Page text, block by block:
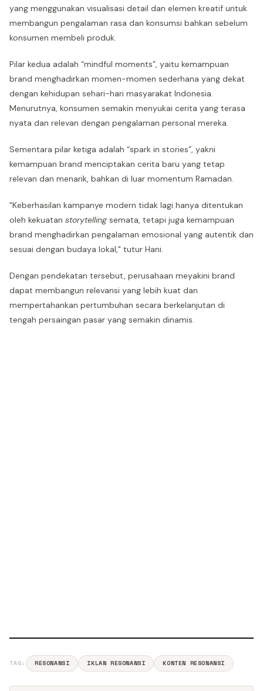
yang menggunakan visualisasi detail dan elemen kreatif untuk
membangun pengalaman rasa dan konsumsi bahkan sebelum
konsumen membeli produk.
Pilar kedua adalah “mindful moments”, yaitu kemampuan
brand menghadirkan momen-momen sederhana yang dekat
dengan kehidupan sehari-hari masyarakat Indonesia.
Menurutnya, konsumen semakin menyukai cerita yang terasa
nyata dan relevan dengan pengalaman personal mereka.
Sementara pilar ketiga adalah “spark in stories”, yakni
kemampuan brand menciptakan cerita baru yang tetap
relevan dan menarik, bahkan di luar momentum Ramadan.
"Keberhasilan kampanye modern tidak lagi hanya ditentukan
oleh kekuatan storytelling semata, tetapi juga kemampuan
brand menghadirkan pengalaman emosional yang autentik dan
sesuai dengan budaya lokal," tutur Hani.
Dengan pendekatan tersebut, perusahaan meyakini brand
dapat membangun relevansi yang lebih kuat dan
mempertahankan pertumbuhan secara berkelanjutan di
tengah persaingan pasar yang semakin dinamis.
TAG: RESONANSI IKLAN RESONANSI KONTEN RESONANSI